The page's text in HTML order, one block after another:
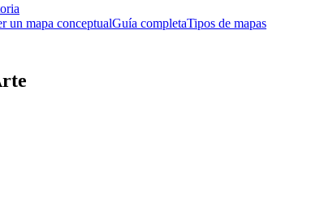
un mapa conceptualGuía completaTipos de mapas